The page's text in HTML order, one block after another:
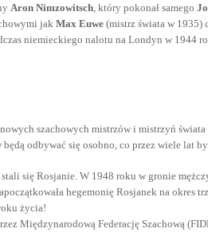
Aron Nimzowitsch , który pokonał samego
jak Max Euwe (mistrz świata w 1935)
niemieckiego nalotu na Londyn w 1944
szachowych mistrzów i mistrzyń
odbywać się osobno, co przez wiele lat
się Rosjanie. W 1948 roku w gronie
hegemonię Rosjanek na
życia!
Międzynarodową Federację Szachową